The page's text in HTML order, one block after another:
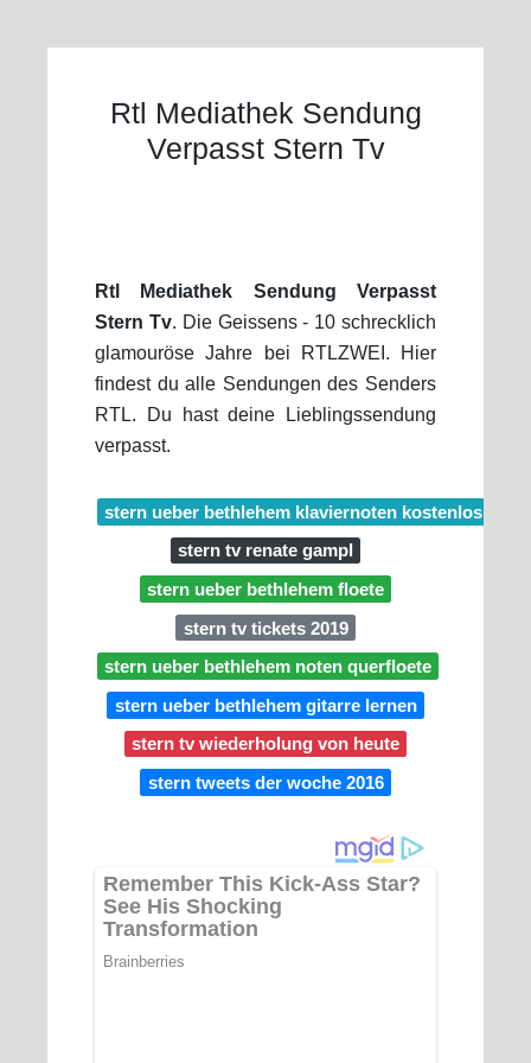
Rtl Mediathek Sendung
Verpasst Stern Tv
Rtl Mediathek Sendung Verpasst
Stern Tv. Die Geissens - 10 schrecklich
glamouröse Jahre bei RTLZWEI. Hier
findest du alle Sendungen des Senders
RTL. Du hast deine Lieblingssendung
verpasst.
stern ueber bethlehem klaviernoten kostenlos
stern tv renate gampl
stern ueber bethlehem floete
stern tv tickets 2019
stern ueber bethlehem noten querfloete
stern ueber bethlehem gitarre lernen
stern tv wiederholung von heute
stern tweets der woche 2016